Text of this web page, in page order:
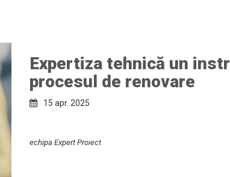
Reconstituire Cărți Tehnice
Listare, copiere, scanare şi
Scanare, Cartografiere /
Expertiza tehnică un
procesul de renovare
15 apr. 2025
echipa Expert Proiect